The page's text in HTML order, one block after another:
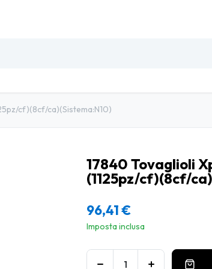
cf)(8cf/ca)(Sistema:N10)
17840 Tovaglioli
(1125pz/cf)(8cf/
96,41€
Imposta inclusa